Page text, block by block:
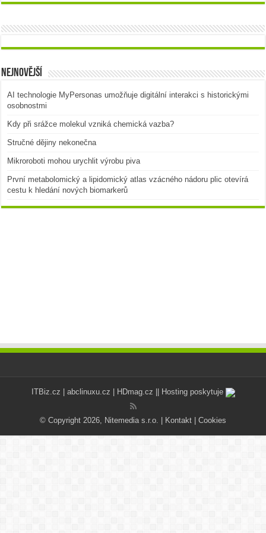
Nejnovější
AI technologie MyPersonas umožňuje digitální interakci s historickými
osobnostmi
Kdy při srážce molekul vzniká chemická vazba?
Stručné dějiny nekonečna
Mikroroboti mohou urychlit výrobu piva
První metabolomický a lipidomický atlas vzácného nádoru plic otevírá
cestu k hledání nových biomarkerů
ITBiz.cz abclinuxu.cz HDmag.cz || Hosting poskytuje
© Copyright 2026, Nitemedia s.r.o. | Kontakt Cookies